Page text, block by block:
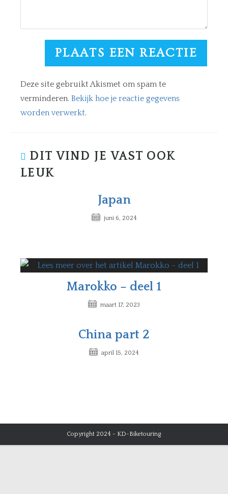
Deze site gebruikt Akismet om spam te
verminderen. Bekijk hoe je reactie gegevens
worden verwerkt.
DIT VIND JE VAST OOK
LEUK
Japan
juni 6, 2024
Marokko – deel 1
maart 17, 2023
China part 2
april 15, 2024
Copyright 2024 - KD-Biketouring